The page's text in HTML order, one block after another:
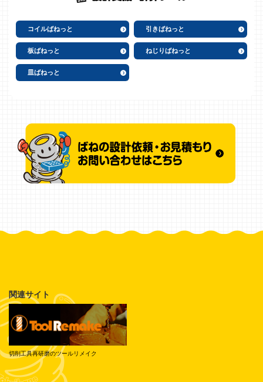
コイルばねっと 引きばねっと
板ばねっと ねじりばねっと
皿ばねっと
関連サイト
切削工具再研磨のツールリメイク